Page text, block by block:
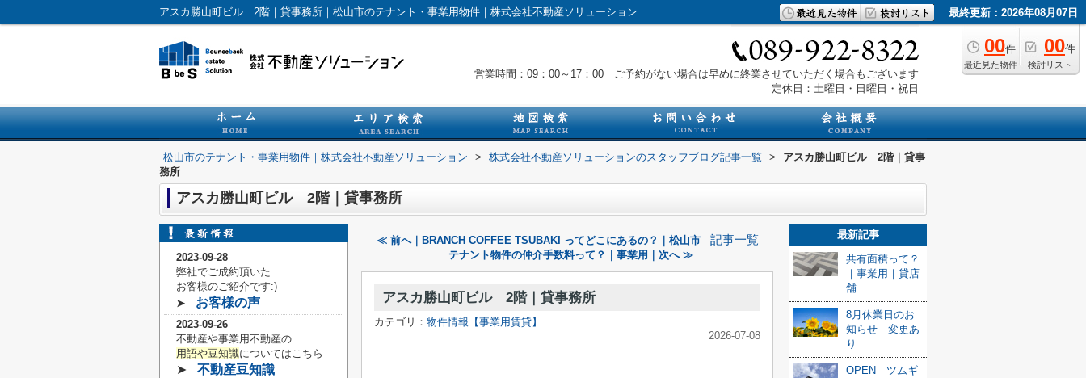
アスカ勝山町ビル 2階｜貸事務所｜松山市のテナント・事業用物件｜株式会社不動産ソリューション 最終更新：2026年08月07日
00件
最近見た物件
00件
検討リスト
営業時間：09：00～17：00 ご予約がない場合は早めに終業させていただく場合もございます
定休日：土曜日・日曜日・祝日
松山市のテナント・事業用物件｜株式会社不動産ソリューション > 株式会社不動産ソリューションのスタッフブログ記事一覧 >
アスカ勝山町ビル 2階｜貸事
務所
アスカ勝山町ビル 2階｜貸事務所
≪ 前へ｜BRANCH COFFEE TSUBAKI ってどこにあるの？｜松山市 記事一覧
テナント物件の仲介手数料って？｜事業用｜次へ ≫
アスカ勝山町ビル 2階｜貸事務所
カテゴリ： 物件情報【事業用賃貸】
2026-07-08
最新記事
共有面積って？
｜事業用｜貸店
舗
8月休業日のお
知らせ 変更あ
り
OPEN ツムギ
2023-09-28
弊社でご成約頂いた
お客様のご紹介です:)
➤
お客様の声
2023-09-26
不動産や事業用不動産の
用語や豆知識についてはこちら
➤ 不動産豆知識